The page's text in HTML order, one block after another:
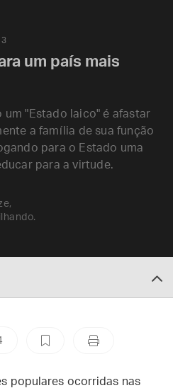
um país mais
um "Estado laico" é afastar
a família de sua função
para o Estado uma
para a virtude.
populares ocorridas nas